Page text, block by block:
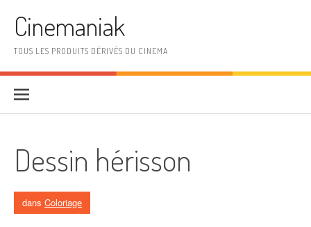
Cinemaniak
TOUS LES PRODUITS DÉRIVÉS DU CINEMA
Dessin hérisson
dans Coloriage